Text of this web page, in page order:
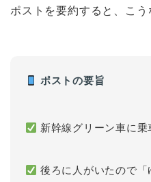
ポストを要約すると、こう
ポストの要旨
新幹線グリーン車に乗
後ろに人がいたので